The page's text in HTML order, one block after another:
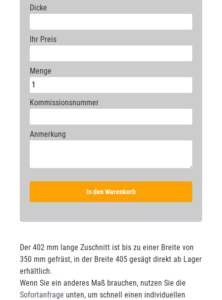
Dicke
Ihr Preis
Menge
Kommissionsnummer
Anmerkung
In den Warenkorb
Der 402 mm lange Zuschnitt ist bis zu einer Breite von
350 mm gefräst, in der Breite 405 gesägt direkt ab Lager
erhältlich.
Wenn Sie ein anderes Maß brauchen, nutzen Sie die
Sofortanfrage unten, um schnell einen individuellen